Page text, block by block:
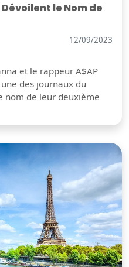
le Nom de
12/09/2023
et le rappeur A$AP
des journaux du
nom de leur deuxième